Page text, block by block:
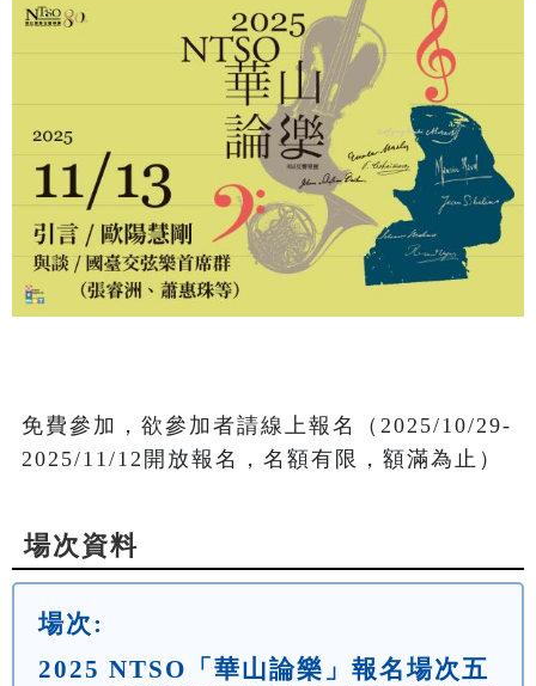
免費參加，欲參加者請線上報名（2025/10/29-
2025/11/12開放報名，名額有限，額滿為止）
場次資料
場次:
2025 NTSO「華山論樂」報名場次五